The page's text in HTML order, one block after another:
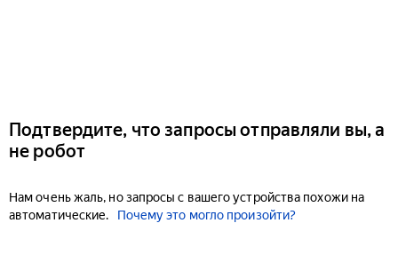
Подтвердите, что запросы отправляли вы, а
не робот
Нам очень жаль, но запросы с вашего устройства похожи на
автоматические.
Почему это могло произойти?